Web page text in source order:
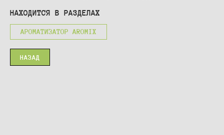
НАХОДИТСЯ В РАЗДЕЛАХ
АРОМАТИЗАТОР AROMIX
НАЗАД